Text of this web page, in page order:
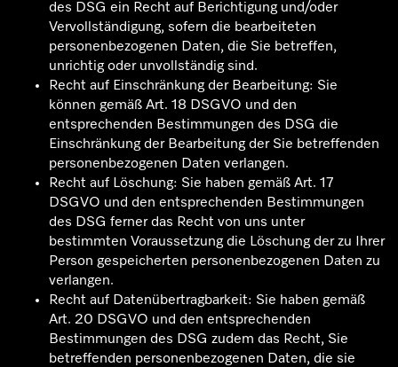
des DSG ein Recht auf Berichtigung und/oder
Vervollständigung, sofern die bearbeiteten
personenbezogenen Daten, die Sie betreffen,
unrichtig oder unvollständig sind.
Recht auf Einschränkung der Bearbeitung: Sie
können gemäß Art. 18 DSGVO und den
entsprechenden Bestimmungen des DSG die
Einschränkung der Bearbeitung der Sie betreffenden
personenbezogenen Daten verlangen.
Recht auf Löschung: Sie haben gemäß Art. 17
DSGVO und den entsprechenden Bestimmungen
des DSG ferner das Recht von uns unter
bestimmten Voraussetzung die Löschung der zu Ihrer
Person gespeicherten personenbezogenen Daten zu
verlangen.
Recht auf Datenübertragbarkeit: Sie haben gemäß
Art. 20 DSGVO und den entsprechenden
Bestimmungen des DSG zudem das Recht, Sie
betreffenden personenbezogenen Daten, die sie